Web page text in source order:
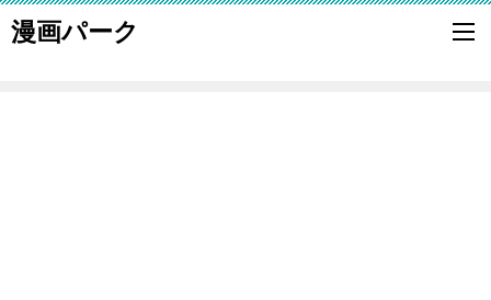
漫画パーク